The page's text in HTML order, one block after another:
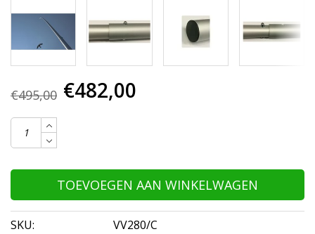
€495,00 €482,00
TOEVOEGEN AAN WINKELWAGEN
SKU: VV280/C